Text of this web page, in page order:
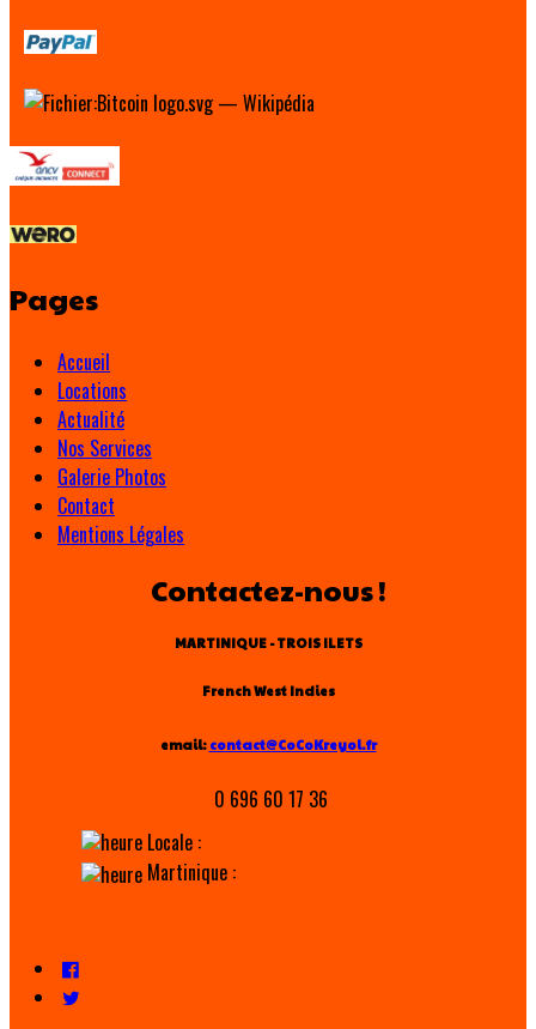
Pages
Accueil
Locations
Actualité
Nos Services
Galerie Photos
Contact
Mentions Légales
Contactez-nous !
MARTINIQUE - TROIS ILETS
French West Indies
email: contact@CoCoKreyol.fr
0 696 60 17 36
Locale :
Martinique :